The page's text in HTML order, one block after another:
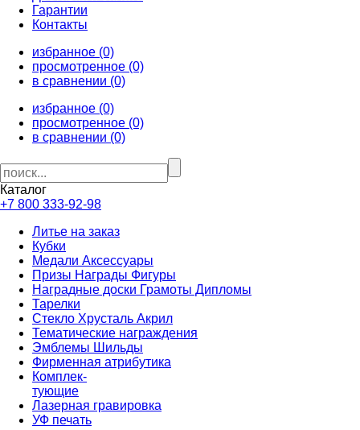
Гарантии
Контакты
избранное (0)
просмотренное (0)
в сравнении (0)
избранное (0)
просмотренное (0)
в сравнении (0)
Каталог
+7 800 333-92-98
Литье на заказ
Кубки
Медали Аксессуары
Призы Награды Фигуры
Наградные доски Грамоты Дипломы
Тарелки
Стекло Хрусталь Акрил
Тематические награждения
Эмблемы Шильды
Фирменная атрибутика
Комплек-
тующие
Лазерная гравировка
УФ печать